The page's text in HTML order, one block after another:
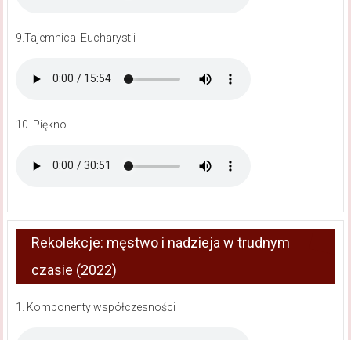
9.Tajemnica Eucharystii
10. Piękno
Rekolekcje: męstwo i nadzieja w trudnym
czasie (2022)
1. Komponenty współczesności